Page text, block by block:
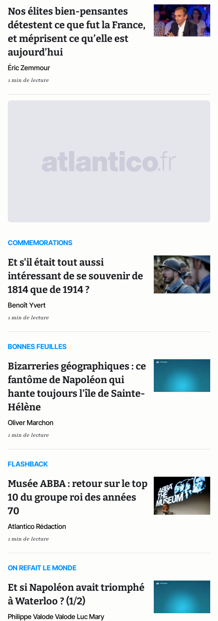
Nos élites bien-pensantes
détestent ce que fut la France,
et méprisent ce qu’elle est
aujourd’hui
Éric Zemmour
1 min de lecture
COMMEMORATIONS
Et s'il était tout aussi
intéressant de se souvenir de
1814 que de 1914 ?
Benoît Yvert
1 min de lecture
BONNES FEUILLES
Bizarreries géographiques : ce
fantôme de Napoléon qui
hante toujours l'île de Sainte-
Hélène
Oliver Marchon
1 min de lecture
FLASHBACK
Musée ABBA : retour sur le top
10 du groupe roi des années
70
Atlantico Rédaction
1 min de lecture
ON REFAIT LE MONDE
Et si Napoléon avait triomphé
à Waterloo ? (1/2)
Philippe Valode Valode Luc Mary